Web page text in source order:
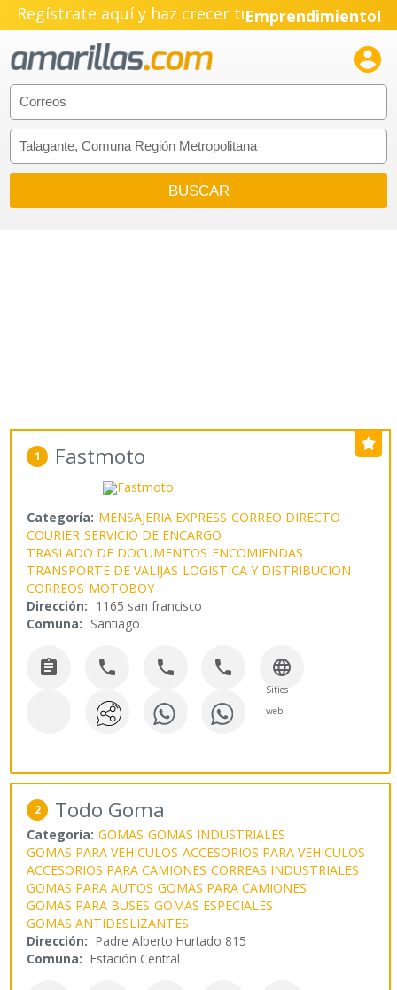
Regístrate aquí y haz crecer tuPyme!
Emprendimiento!

1 Fastmoto
Categoría: MENSAJERIA EXPRESS CORREO DIRECTO
COURIER SERVICIO DE ENCARGO
TRASLADO DE DOCUMENTOS ENCOMIENDAS
TRANSPORTE DE VALIJAS LOGISTICA Y DISTRIBUCION
CORREOS MOTOBOY
Dirección: 1165 san francisco
Comuna: Santiago
    
Sitios
web
2 Todo Goma
Categoría: GOMAS GOMAS INDUSTRIALES
GOMAS PARA VEHICULOS ACCESORIOS PARA VEHICULOS
ACCESORIOS PARA CAMIONES CORREAS INDUSTRIALES
GOMAS PARA AUTOS GOMAS PARA CAMIONES
GOMAS PARA BUSES GOMAS ESPECIALES
GOMAS ANTIDESLIZANTES
Dirección: Padre Alberto Hurtado 815
Comuna: Estación Central